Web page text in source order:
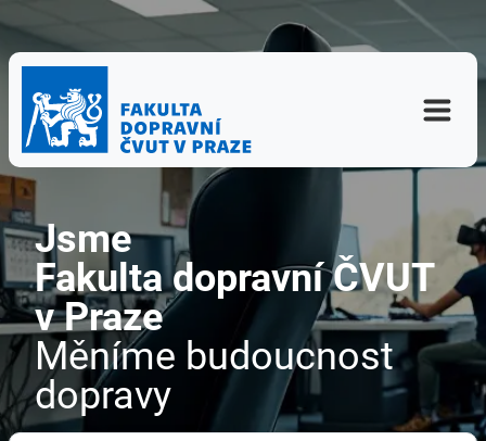
Jsme
Fakulta dopravní ČVUT
v Praze
Měníme budoucnost
dopravy